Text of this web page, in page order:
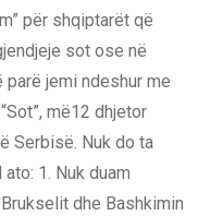
për shqiptarët që
sot ose në
jemi ndeshur me
më12 dhjetor
Serbisë. Nuk do ta
1. Nuk duam
dhe Bashkimin